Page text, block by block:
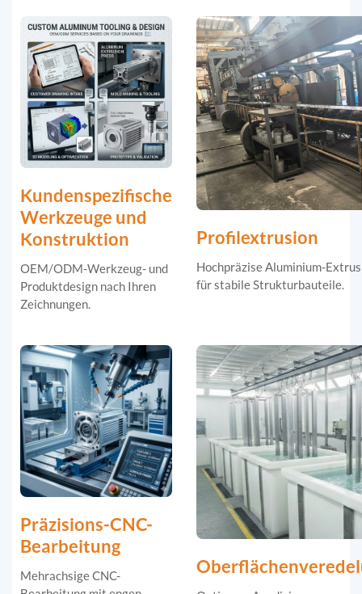
Kundenspezifische
Werkzeuge und
Konstruktion
OEM/ODM-Werkzeug- und
Produktdesign nach Ihren
Zeichnungen.
Profilextrusion
Hochpräzise Aluminium-
für stabile Strukturbauteile.
Präzisions-CNC-
Bearbeitung
Mehrachsige CNC-